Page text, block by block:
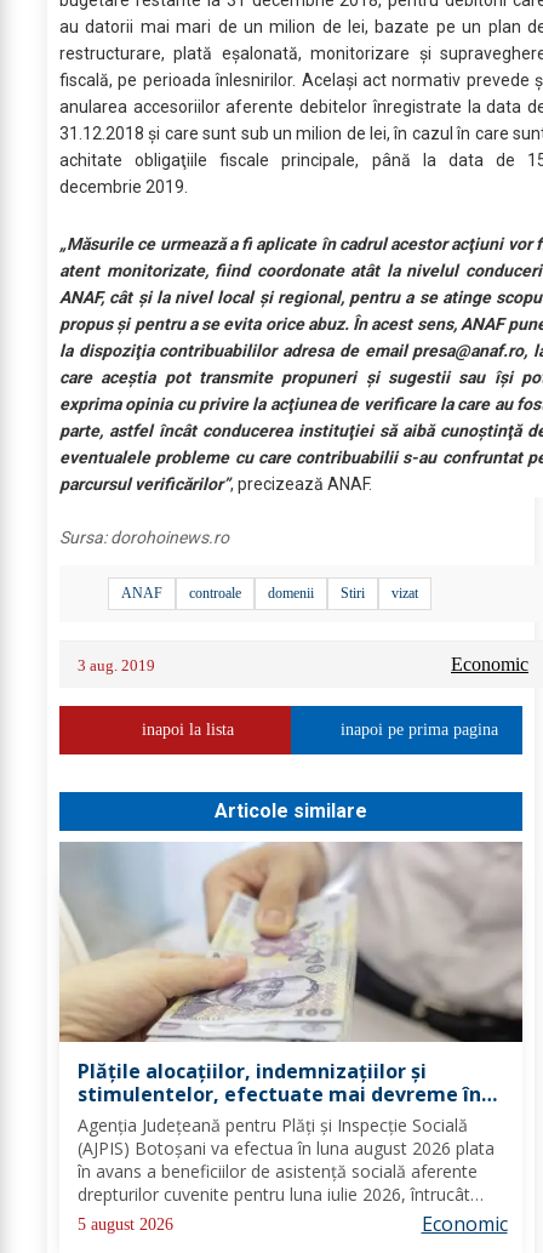
au datorii mai mari de un milion de lei, bazate pe un plan
restructurare, plată eşalonată, monitorizare şi
fiscală, pe perioada înlesnirilor. Acelaşi act normativ prevede
anularea accesoriilor aferente debitelor înregistrate la data
31.12.2018 şi care sunt sub un milion de lei, în cazul în care
achitate obligaţiile fiscale principale, până la data de
decembrie 2019.
„Măsurile ce urmează a fi aplicate în cadrul acestor acţiuni vor
atent monitorizate, fiind coordonate atât la nivelul
ANAF, cât şi la nivel local şi regional, pentru a se atinge
propus şi pentru a se evita orice abuz. În acest sens, ANAF
la dispoziţia contribuabililor adresa de emailpresa@anaf.ro,
care aceştia pot transmite propuneri şi sugestii sau îşi
exprima opinia cu privire la acţiunea de verificare la care au
parte, astfel încât conducerea instituţiei să aibă cunoştinţă
eventualele probleme cu care contribuabilii s-au confruntat
parcursul verificărilor”, precizează ANAF.
Sursa:dorohoinews.ro
ANAF controale domenii Stiri vizat
3 aug. 2019 Economic
inapoi la lista inapoi pe prima pagina
Articole similare
Plățile alocațiilor, indemnizațiilor și
stimulentelor, efectuate mai devreme în
luna august 2026
Agenția Județeană pentru Plăți și Inspecție Socială
(AJPIS) Botoșani va efectua în luna august 2026 plata
în avans a beneficiilor de asistență socială aferente
drepturilor cuvenite pentru luna iulie 2026, întrucât
data de 8 august 2026, prevăzută în calendarul de
plată, este zi nelucrătoare....
5 august 2026 Economic